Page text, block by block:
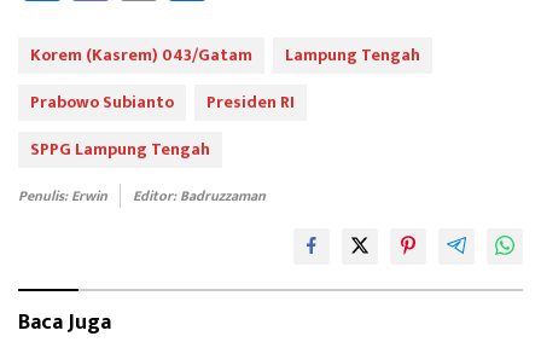
ce
b
oo
k
as
to
d
o
n
m
ail e
Korem (Kasrem) 043/Gatam
Lampung Tengah
Prabowo Subianto
Presiden RI
SPPG Lampung Tengah
Penulis: Erwin Editor: Badruzzaman
Baca Juga